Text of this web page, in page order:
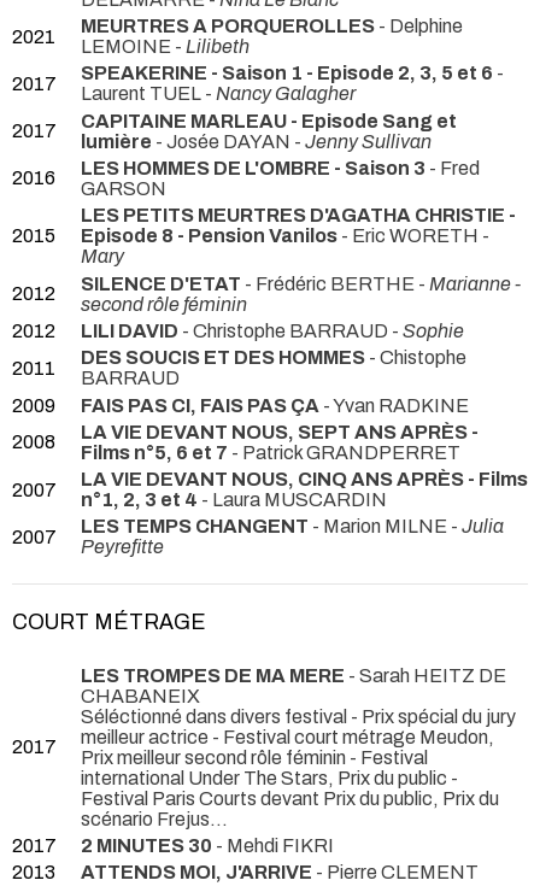
2021
MEURTRES A PORQUEROLLES - Delphine
LEMOINE - Lilibeth
2017
SPEAKERINE - Saison 1 - Episode 2, 3, 5 et 6 -
Laurent TUEL - Nancy Galagher
2017
CAPITAINE MARLEAU - Episode Sang et
lumière - Josée DAYAN - Jenny Sullivan
2016
LES HOMMES DE L'OMBRE - Saison 3 - Fred
GARSON
2015
LES PETITS MEURTRES D'AGATHA CHRISTIE -
Episode 8 - Pension Vanilos - Eric WORETH -
Mary
2012
SILENCE D'ETAT - Frédéric BERTHE - Marianne -
second rôle féminin
2012
LILI DAVID - Christophe BARRAUD - Sophie
2011
DES SOUCIS ET DES HOMMES - Chistophe
BARRAUD
2009
FAIS PAS CI, FAIS PAS ÇA - Yvan RADKINE
2008
LA VIE DEVANT NOUS, SEPT ANS APRÈS -
Films n°5, 6 et 7 - Patrick GRANDPERRET
2007
LA VIE DEVANT NOUS, CINQ ANS APRÈS - Films
n°1, 2, 3 et 4 - Laura MUSCARDIN
2007
LES TEMPS CHANGENT - Marion MILNE - Julia
Peyrefitte
COURT MÉTRAGE
2017
LES TROMPES DE MA MERE - Sarah HEITZ DE
CHABANEIX
Séléctionné dans divers festival - Prix spécial du jury
meilleur actrice - Festival court métrage Meudon,
Prix meilleur second rôle féminin - Festival
international Under The Stars, Prix du public -
Festival Paris Courts devant Prix du public, Prix du
scénario Frejus...
2017
2 MINUTES 30 - Mehdi FIKRI
2013
ATTENDS MOI, J'ARRIVE - Pierre CLEMENT